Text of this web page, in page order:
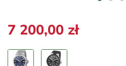
7 200,00 zł